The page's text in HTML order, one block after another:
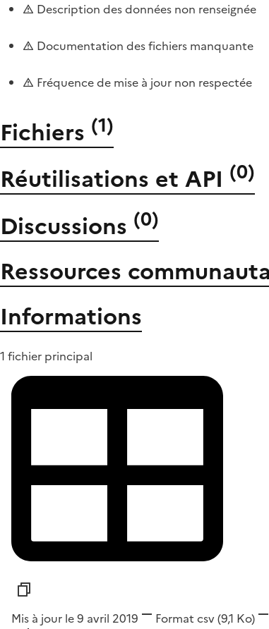
Description des données non renseignée
Documentation des fichiers manquante
Fréquence de mise à jour non respectée
Fichiers (1)
Réutilisations et API (0)
Discussions (0)
Ressources
Informations
1 fichier principal
Mis à jour le 9 avril 2019 Format csv(9,1 Ko)